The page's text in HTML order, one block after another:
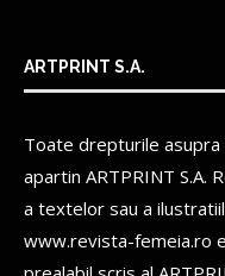
ARTPRINT S.A.
Toate drepturile
apartin ARTPRINT S.A.
a textelor sau a
www.revista-femeia.ro